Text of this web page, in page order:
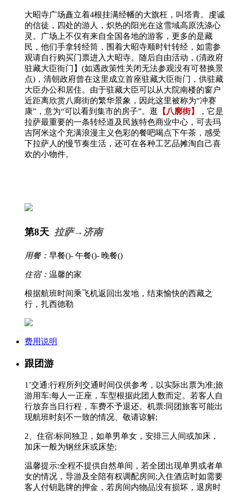
大昭寺广场矗立着4根挂满经幡的大旗枉，叫塔青。虔诚
的信徒，四处的游人，炽热的阳光在这雪域高原洗涤心
灵。广场上不仅有来自全国各地的游客，更多的是藏
民，他们手拿转经筒，围着大昭寺顺时针转经，如需参
观请自行购买门票进入大昭寺。随后自由活动，(清政府
驻藏大臣衙门】(如遇政策性关闭无法参观没有可替换景
点)，清朝政府曾在这里成立首座驻藏大臣衙门，供驻藏
大臣办公和居住。由于驻藏大臣可以从大院南楼的窗户
近距离欣赏八廊街的繁华景象，因此这里被称为“冲赛
康”，意为“可以看到集市的房子”。逛 【八廓街】
，它是
拉萨最重要的一条转经道及民族特色商业中心，可去玛
吉阿米这个充满浪漫主义色彩的餐吧喝点下午茶，感受
下拉萨人的慢节奏生活，还可在各种工艺品摊淘自己喜
欢的小物件。
第8天 拉萨→济南
用餐： 早餐()- 午餐()- 晚餐()
住宿： 温馨的家
根据航班时间乘飞机返回出发地，结束愉快的西藏之
行，扎西德勒
费用说明
跟团游
1’交通:行程所列交通时间仅供参考，以实际出票为准;旅
游用车:每人一正座，车型根据此团人数而定。若客人自
行放弃当日行程，车费不予退还。机票:同团旅客可能出
现航班时刻不一致的情况、敬请谅解;
2、住宿:标间独卫，如单男单女，安排三人间或加床，
加床一般为钢丝床或床垫;
温馨提示:全程不提供自然单间，若全团出现单男或者单
女的情况，导游及全陪有权调配房间;入住酒店时如需要
客人付钥匙牌的押金，若房间内物品没有损坏，退房时